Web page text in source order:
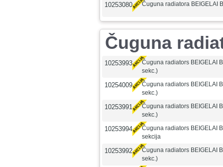
10253080 Čuguna radiatora BEIGELAI
Čuguna
10253993
Čuguna radiators BEIGELAI
sekc.)
10254009
Čuguna radiators BEIGELAI
sekc.)
10253991
Čuguna radiators BEIGELAI
sekc.)
10253994
Čuguna radiators BEIGELAI
sekcija
10253992
Čuguna radiators BEIGELAI
sekc.)